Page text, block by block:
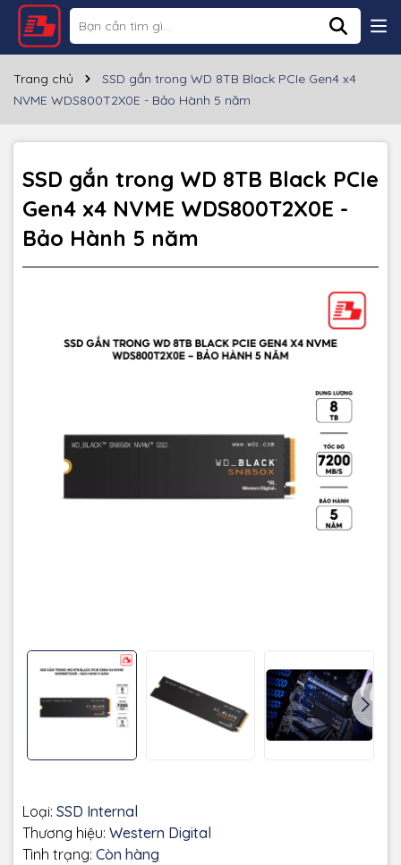
Trang chủ
SSD gắn trong WD 8TB Black PCIe Gen4 x4
NVME WDS800T2X0E - Bảo Hành 5 năm
SSD gắn trong WD 8TB Black PCIe
Gen4 x4 NVME WDS800T2X0E -
Bảo Hành 5 năm
Loại: SSD Internal
Thương hiệu: Western Digital
Tình trạng: Còn hàng
Thông số kỹ thuật
Thương hiệu Western Digital
Trọng lượng 8.6g
Giao diện PCIe Gen4 x4